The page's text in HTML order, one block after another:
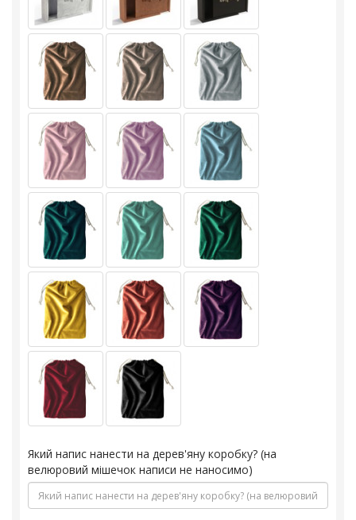
Який напис нанести на дерев'яну коробку? (на
велюровий мішечок написи не наносимо)